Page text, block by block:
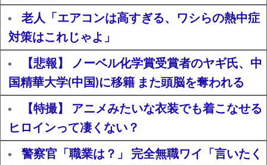
老人「エアコンは高すぎる、ワシらの熱中症
対策はこれじゃよ」
【悲報】 ノーベル化学賞受賞者のヤギ氏、中
国精華大学(中国)に移籍 また頭脳を奪われる
【特撮】 アニメみたいな衣装でも着こなせる
ヒロインって凄くない？
警察官「職業は？」 完全無職ワイ「言いたく